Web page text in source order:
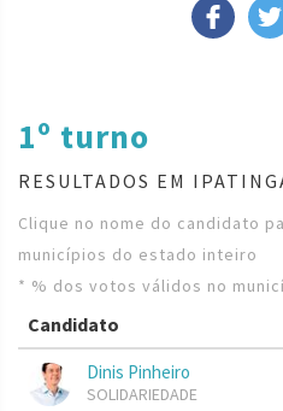
1º turno
RESULTADOS EM
Clique no nome do candidato
municípios do estado inteiro
* % dos votos válidos no
Candidato
Dinis Pinheiro
SOLIDARIEDADE